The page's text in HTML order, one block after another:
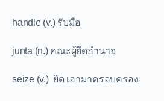
handle (v.) รับมือ
junta (n.) คณะผู้ยึดอำนาจ
seize (v.) ยึด เอามาครอบครอง